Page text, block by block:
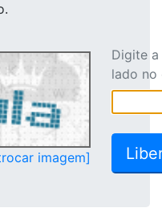
imagem]
Digite
lado no